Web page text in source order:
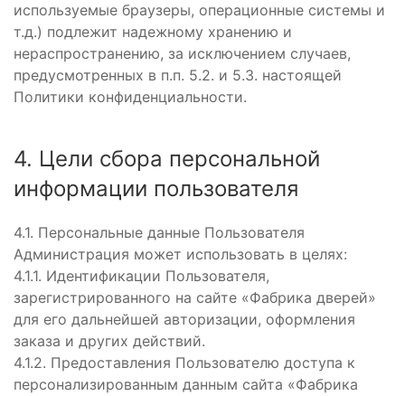
используемые браузеры, операционные системы и
т.д.) подлежит надежному хранению и
нераспространению, за исключением случаев,
предусмотренных в п.п. 5.2. и 5.3. настоящей
Политики конфиденциальности.
4. Цели сбора персональной
информации пользователя
4.1. Персональные данные Пользователя
Администрация может использовать в целях:
4.1.1. Идентификации Пользователя,
зарегистрированного на сайте «Фабрика дверей»
для его дальнейшей авторизации, оформления
заказа и других действий.
4.1.2. Предоставления Пользователю доступа к
персонализированным данным сайта «Фабрика